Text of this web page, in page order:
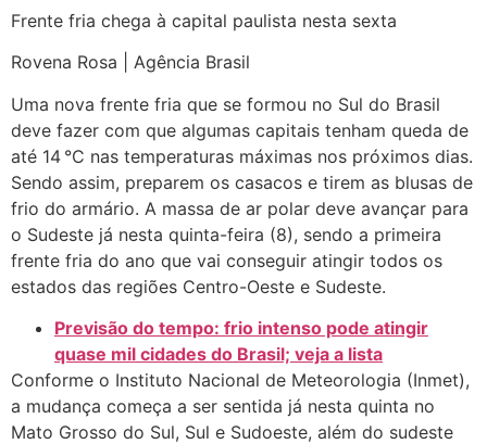
Frente fria chega à capital paulista nesta sexta
Rovena Rosa | Agência Brasil
Uma nova frente fria que se formou no Sul do Brasil
deve fazer com que algumas capitais tenham queda de
até 14 °C nas temperaturas máximas nos próximos dias.
Sendo assim, preparem os casacos e tirem as blusas de
frio do armário. A massa de ar polar deve avançar para
o Sudeste já nesta quinta-feira (8), sendo a primeira
frente fria do ano que vai conseguir atingir todos os
estados das regiões Centro-Oeste e Sudeste.
Previsão do tempo: frio intenso pode atingir
quase mil cidades do Brasil; veja a lista
Conforme o Instituto Nacional de Meteorologia (Inmet),
a mudança começa a ser sentida já nesta quinta no
Mato Grosso do Sul, Sul e Sudoeste, além do sudeste